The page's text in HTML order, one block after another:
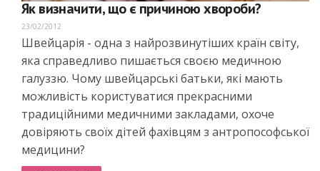
Як визначити, що є причиною хвороби?
23/02/2012
Швейцарія - одна з найрозвинутіших країн світу,
яка справедливо пишається своєю медичною
галуззю. Чому швейцарські батьки, які мають
можливість користуватися прекрасними
традиційними медичними закладами, охоче
довіряють своїх дітей фахівцям з антропософської
медицини?